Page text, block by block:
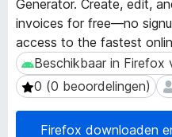
Generator. Create, edit,
invoices for free—no
access to the fastest
Beschikbaar in Firefox
Beschikbaar in Firefox
0 (0 beoordelingen)
0 (0 beoordelingen)
Firefox downloaden
s
v
a
n
e
x
t